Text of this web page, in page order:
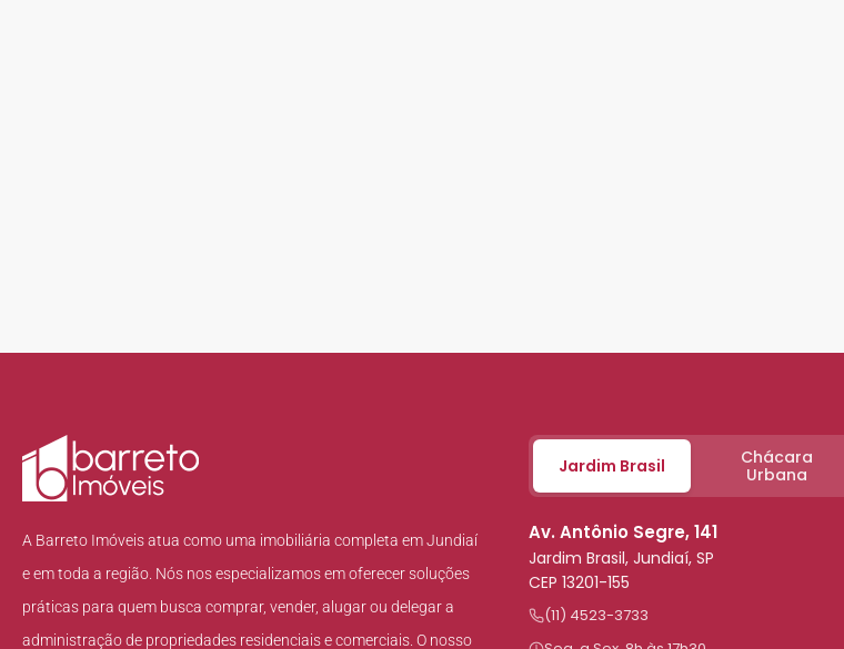
A Barreto Imóveis atua como uma imobiliária completa em Jundiaí
e em toda a região. Nós nos especializamos em oferecer soluções
práticas para quem busca comprar, vender, alugar ou delegar a
administração de propriedades residenciais e comerciais. O nosso
Jardim Brasil
Chácara
Urbana
Av. Antônio Segre, 141
Jardim Brasil, Jundiaí, SP
CEP 13201-155
(11) 4523-3733